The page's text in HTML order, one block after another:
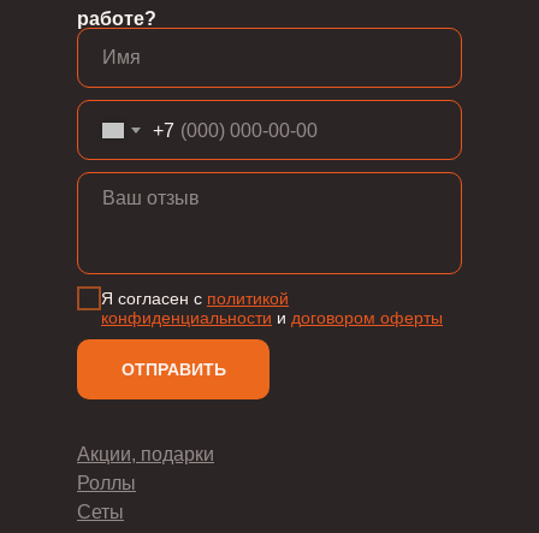
работе?
Акции, подарки
Роллы
Сеты
+7
Я согласен с политикой
конфиденциальности и договором оферты
ОТПРАВИТЬ